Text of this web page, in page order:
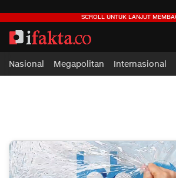
Nasional Megapolitan Internasional